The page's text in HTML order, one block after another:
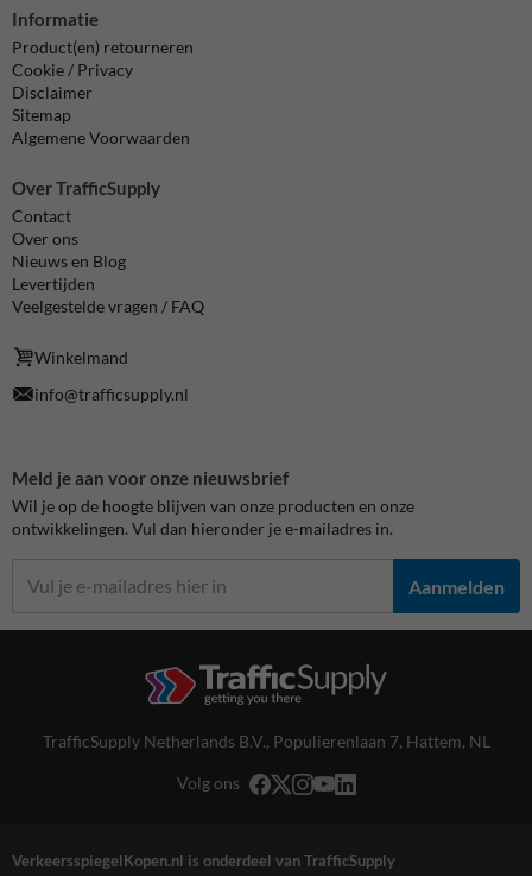
Informatie
Product(en) retourneren
Cookie / Privacy
Disclaimer
Sitemap
Algemene Voorwaarden
Over TrafficSupply
Contact
Over ons
Nieuws en Blog
Levertijden
Veelgestelde vragen / FAQ
Winkelmand
info@trafficsupply.nl
Meld je aan voor onze nieuwsbrief
Wil je op de hoogte blijven van onze producten en onze
ontwikkelingen. Vul dan hieronder je e-mailadres in.
Aanmelden
TrafficSupply Netherlands B.V., Populierenlaan 7, Hattem, NL
Volg ons
VerkeersspiegelKopen.nl is onderdeel van TrafficSupply